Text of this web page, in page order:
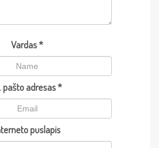
Vardas*
pašto adresas*
puslapis